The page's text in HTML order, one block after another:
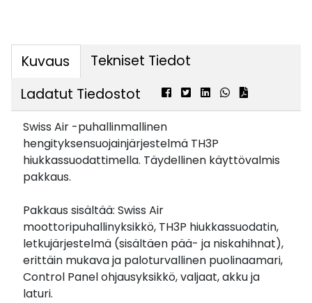
Kuvaus
Tekniset Tiedot
Ladatut Tiedostot
Swiss Air -puhallinmallinen
hengityksensuojainjärjestelmä TH3P
hiukkassuodattimella. Täydellinen käyttövalmis
pakkaus.
Pakkaus sisältää: Swiss Air
moottoripuhallinyksikkö, TH3P hiukkassuodatin,
letkujärjestelmä (sisältäen pää- ja niskahihnat),
erittäin mukava ja paloturvallinen puolinaamari,
Control Panel ohjausyksikkö, valjaat, akku ja
laturi.